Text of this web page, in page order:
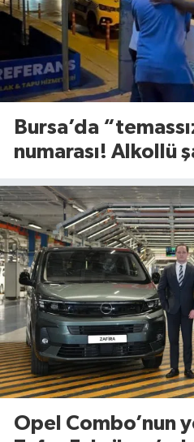
Bursa’da
numarası! Alkollü
Opel Combo’nun